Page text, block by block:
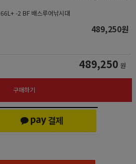
-2 BF 배스루어낚시대
489,250원
489,250 원
구매하기